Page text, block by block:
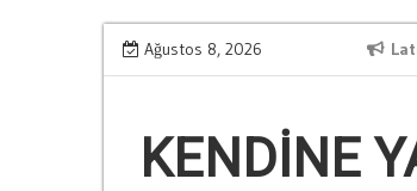
Skip
to
Ağustos 8, 2026
Kumarin İnsan Psikolojisi Uzerindeki Etkileri
KENDINE